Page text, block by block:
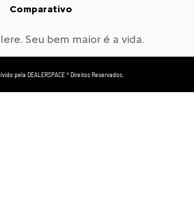
Comparativo
Seu bem maior é a vida.
pela DEALERSPACE ® Direitos Reservados.